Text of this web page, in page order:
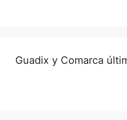
Guadix y Comarca